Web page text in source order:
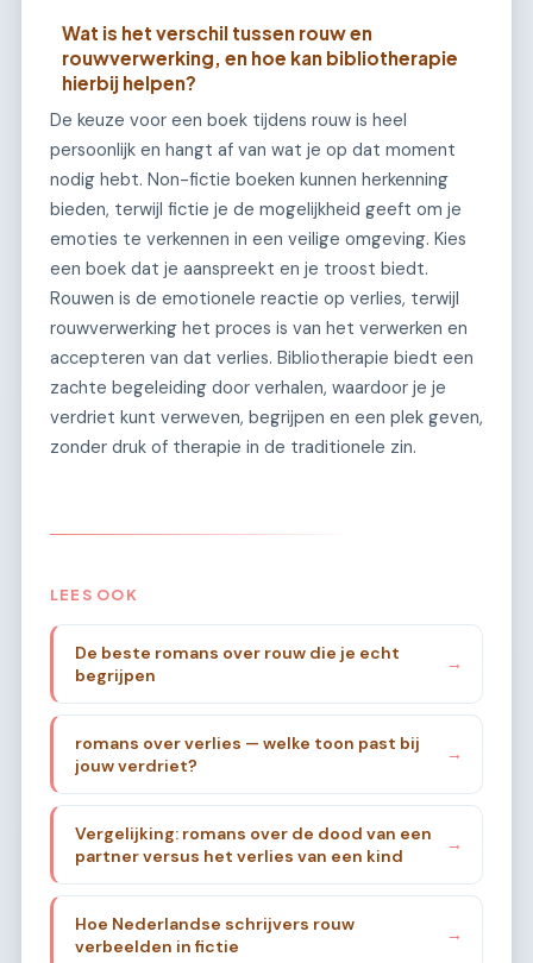
Wat is het verschil tussen rouw en
rouwverwerking, en hoe kan bibliotherapie
hierbij helpen?
De keuze voor een boek tijdens rouw is heel
persoonlijk en hangt af van wat je op dat moment
nodig hebt. Non-fictie boeken kunnen herkenning
bieden, terwijl fictie je de mogelijkheid geeft om je
emoties te verkennen in een veilige omgeving. Kies
een boek dat je aanspreekt en je troost biedt.
Rouwen is de emotionele reactie op verlies, terwijl
rouwverwerking het proces is van het verwerken en
accepteren van dat verlies. Bibliotherapie biedt een
zachte begeleiding door verhalen, waardoor je je
verdriet kunt verweven, begrijpen en een plek geven,
zonder druk of therapie in de traditionele zin.
LEES OOK
De beste romans over rouw die je echt
begrijpen
→
romans over verlies — welke toon past bij
jouw verdriet?
→
Vergelijking: romans over de dood van een
partner versus het verlies van een kind
→
Hoe Nederlandse schrijvers rouw
verbeelden in fictie
→